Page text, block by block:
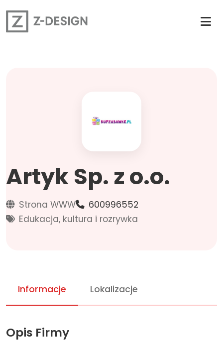
Artyk Sp. z o.o.
Strona WWW
600996552
Edukacja, kultura i rozrywka
Informacje Lokalizacje
Opis Firmy